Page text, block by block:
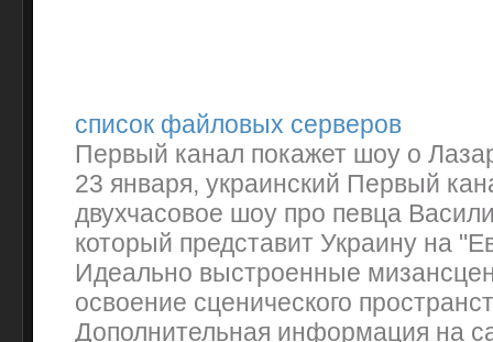
список файловых серверов
Первый канал покажет шоу о
23 января, украинский Первый
двухчасовое шоу про певца
который представит Украину на
Идеально выстроенные
освоение сценического
Дополнительная информация на